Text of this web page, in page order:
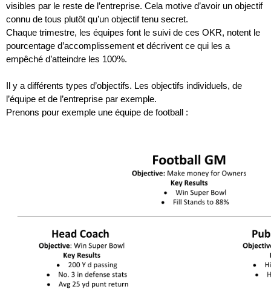
visibles par le reste de l’entreprise. Cela motive d’avoir un objectif
connu de tous plutôt qu’un objectif tenu secret.
Chaque trimestre, les équipes font le suivi de ces OKR, notent le
pourcentage d’accomplissement et décrivent ce qui les a
empêché d’atteindre les 100%.
Il y a différents types d’objectifs. Les objectifs individuels, de
l’équipe et de l’entreprise par exemple.
Prenons pour exemple une équipe de football :